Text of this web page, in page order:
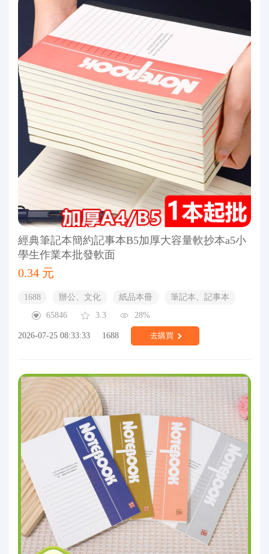
經典筆記本簡約記事本B5加厚大容量軟抄本a5小
學生作業本批發軟面
0.34 元
1688 辦公、文化 紙品本冊
筆記本、記事本
65846
3.3 28%
2026-07-25 08:33:33 1688 去購買